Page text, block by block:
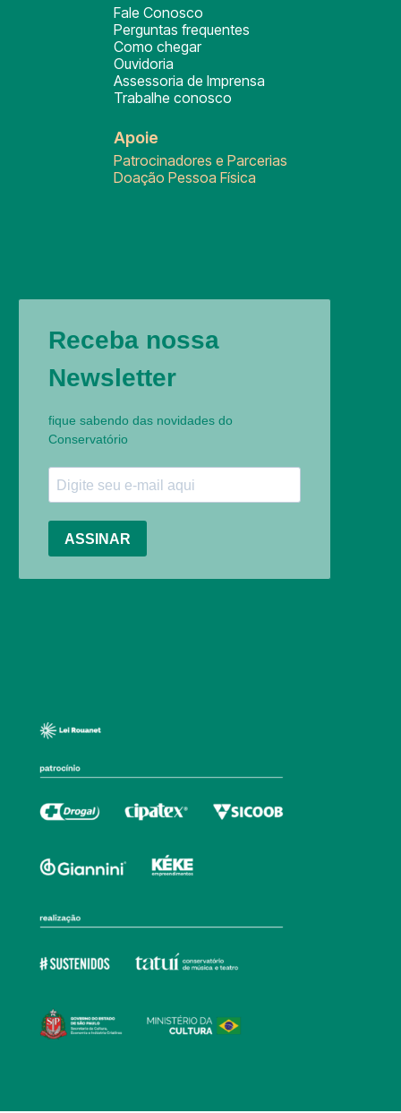
Fale Conosco
Perguntas frequentes
Como chegar
Ouvidoria
Assessoria de Imprensa
Trabalhe conosco
Apoie
Patrocinadores e Parcerias
Doação Pessoa Física